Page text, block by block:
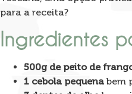
para a receita?
Ingredientes
500g de peito de
1 cebola pequena bem